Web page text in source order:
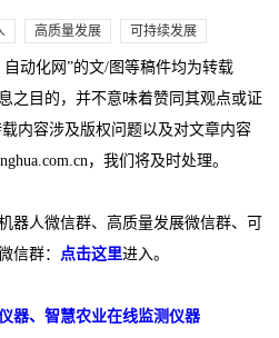
高质量发展 可持续发展
自动化网”的文/图等稿件均为转载
之目的，并不意味着赞同其观点或证
内容涉及版权问题以及对文章内容
，我们将及时处理。
器人微信群、高质量发展微信群、可
信群： 点击这里进入。
器、智慧农业在线监测仪器